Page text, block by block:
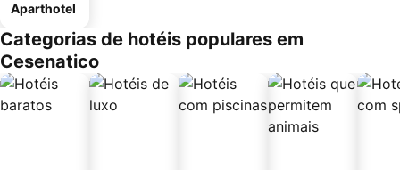
Aparthotel
Categorias de hotéis populares em
Cesenatico